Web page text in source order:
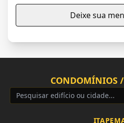
Deixe sua
CONDOMÍNIOS